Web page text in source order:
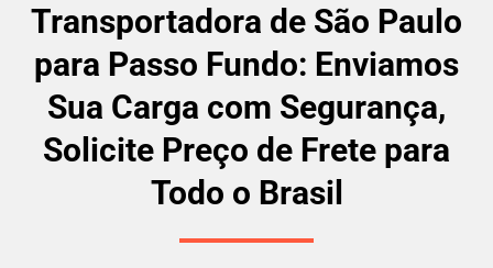
Transportadora de São Paulo
para Passo Fundo: Enviamos
Sua Carga com Segurança,
Solicite Preço de Frete para
Todo o Brasil